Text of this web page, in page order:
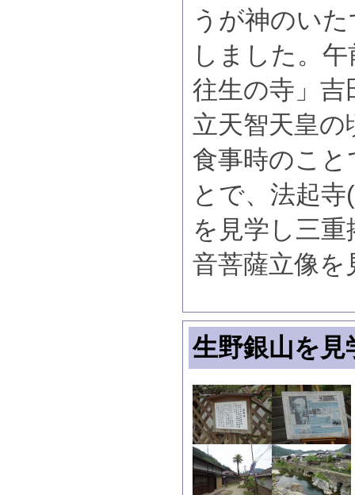
うが神のい
しました。
往生の寺」
立天智天皇
食事時のこ
とで、法起
を見学し三
音菩薩立像
生野銀山を見